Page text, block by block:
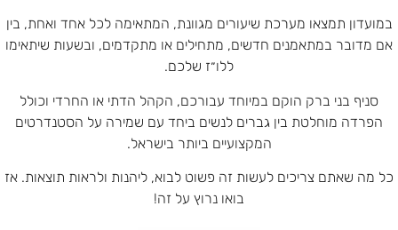
במועדון תמצאו מערכת שיעורים מגוונת, המתאימה לכל אחד ואחת, בין
אם מדובר במתאמנים חדשים, מתחילים או מתקדמים, ובשעות שיתאימו
ללו״ז שלכם.
סניף בני ברק הוקם במיוחד עבורכם, הקהל הדתי או החרדי וכולל
הפרדה מוחלטת בין גברים לנשים ביחד עם שמירה על הסטנדרטים
המקצועיים ביותר בישראל.
כל מה שאתם צריכים לעשות זה פשוט לבוא, ליהנות ולראות תוצאות. אז
בואו נרוץ על זה!